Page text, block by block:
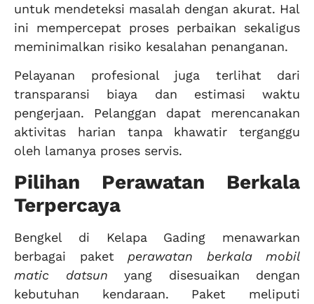
untuk mendeteksi masalah dengan akurat. Hal
ini mempercepat proses perbaikan sekaligus
meminimalkan risiko kesalahan penanganan.
Pelayanan profesional juga terlihat dari
transparansi biaya dan estimasi waktu
pengerjaan. Pelanggan dapat merencanakan
aktivitas harian tanpa khawatir terganggu
oleh lamanya proses servis.
Pilihan Perawatan Berkala
Terpercaya
Bengkel di Kelapa Gading menawarkan
berbagai paket perawatan berkala mobil
matic datsun yang disesuaikan dengan
kebutuhan kendaraan. Paket meliputi